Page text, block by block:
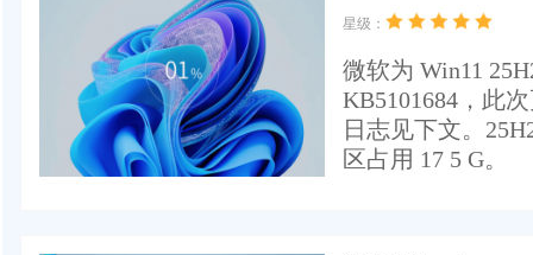
星级：
微软为 Win11
KB5101684，此
日志见下文。
区占用 17 5 G。